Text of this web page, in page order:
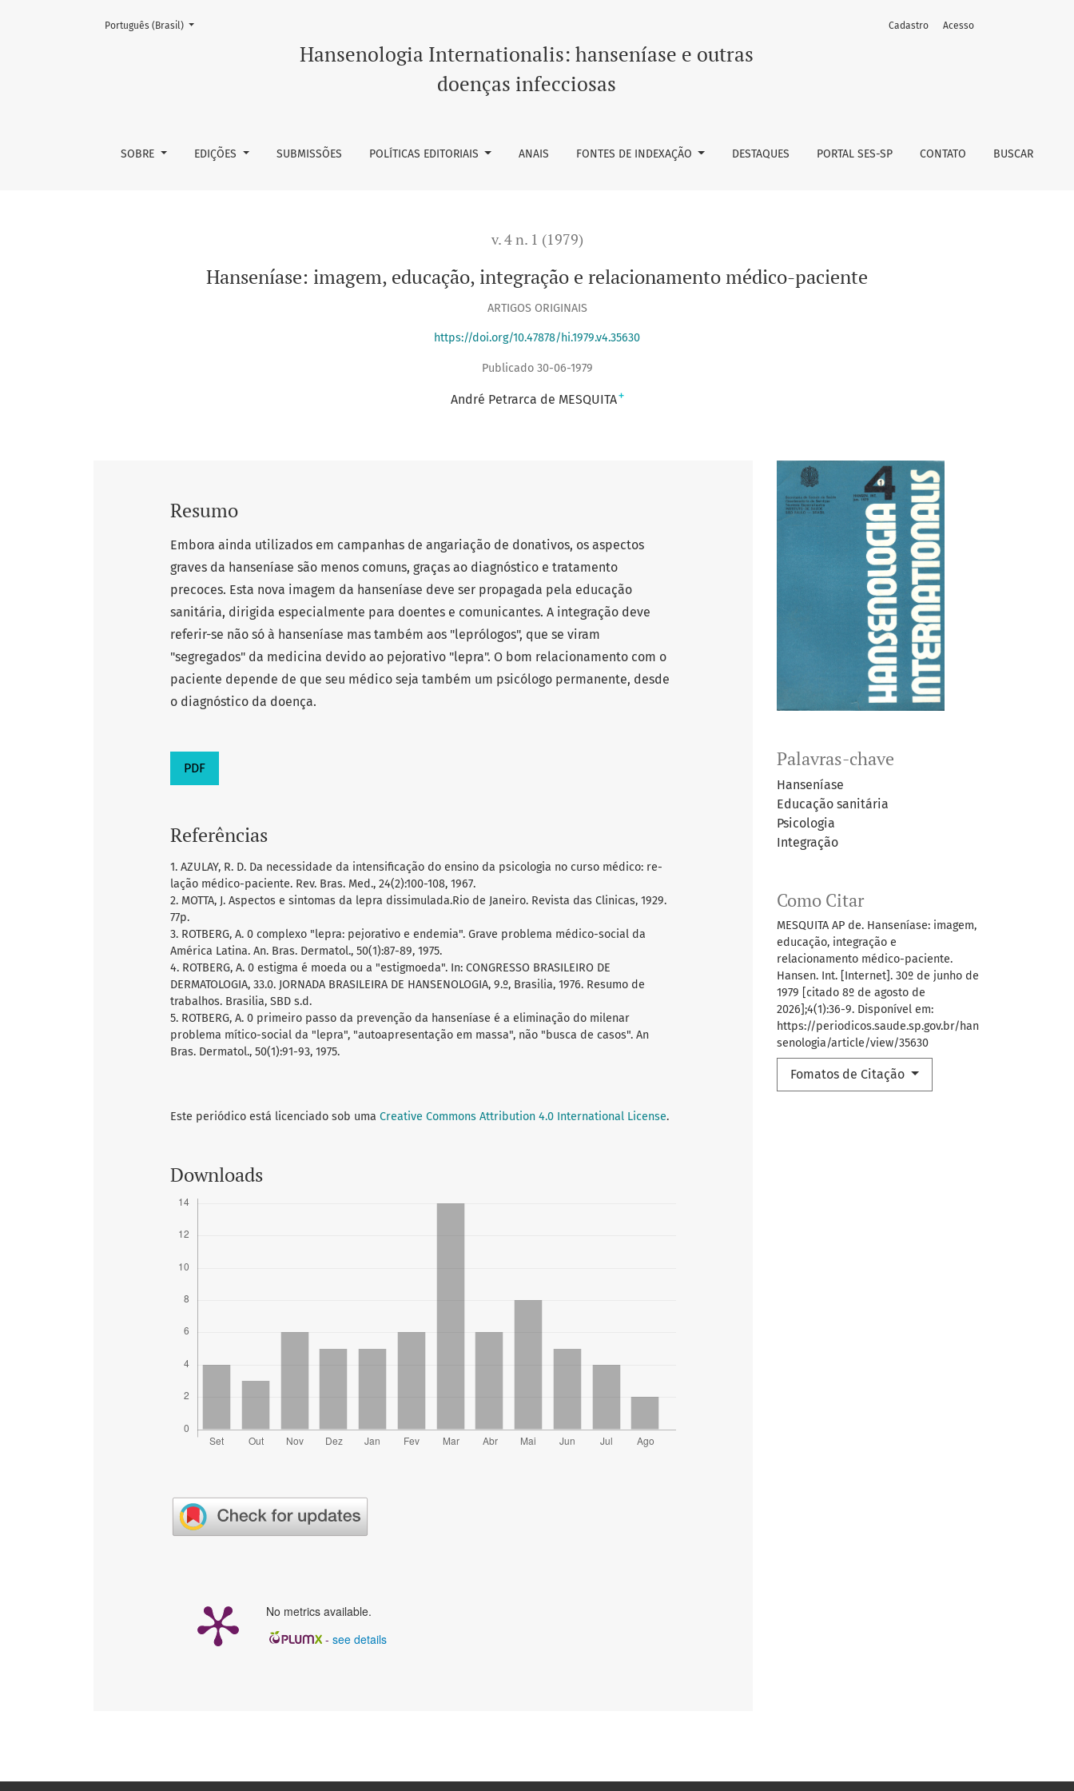
Hanseníase: imagem, educação, integração e relacionamento médico-paciente
Hansenologia Internationalis: hanseníase e outras
doenças infecciosas
SOBRE EDIÇÕES SUBMISSÕES POLÍTICAS EDITORIAIS ANAIS FONTES DE INDEXAÇÃO DESTAQUES PORTAL SES-SP CONTATO BUSCAR
Cadastro Acesso
Mudar o idioma. O atual é:
Português (Brasil)
v. 4 n. 1 (1979)
Hanseníase: imagem, educação, integração e relacionamento médico-paciente
ARTIGOS ORIGINAIS
https://doi.org/10.47878/hi.1979.v4.35630
Publicado 30-06-1979
André Petrarca de MESQUITA+
Palavras-chave
Hanseníase
Educação sanitária
Psicologia
Integração
Como Citar
MESQUITA AP de. Hanseníase: imagem,
educação, integração e
relacionamento médico-paciente.
Hansen. Int. [Internet]. 30º de junho de
1979 [citado 8º de agosto de
2026];4(1):36-9. Disponível em:
https://periodicos.saude.sp.gov.br/han
senologia/article/view/35630
Fomatos de Citação
Resumo
Embora ainda utilizados em campanhas de angariação de donativos, os aspectos
graves da hanseníase são menos comuns, graças ao diagnóstico e tratamento
precoces. Esta nova imagem da hanseníase deve ser propagada pela educação
sanitária, dirigida especialmente para doentes e comunicantes. A integração deve
referir-se não só à hanseníase mas também aos "leprólogos", que se viram
"segregados" da medicina devido ao pejorativo "lepra". O bom relacionamento com o
paciente depende de que seu médico seja também um psicólogo permanente, desde
o diagnóstico da doença.
PDF
Referências
1. AZULAY, R. D. Da necessidade da intensificação do ensino da psicologia no curso médico: re-
lação médico-paciente. Rev. Bras. Med., 24(2):100-108, 1967.
2. MOTTA, J. Aspectos e sintomas da lepra dissimulada.Rio de Janeiro. Revista das Clinicas, 1929.
77p.
3. ROTBERG, A. 0 complexo "lepra: pejorativo e endemia". Grave problema médico-social da
América Latina. An. Bras. Dermatol., 50(1):87-89, 1975.
4. ROTBERG, A. 0 estigma é moeda ou a "estigmoeda". In: CONGRESSO BRASILEIRO DE
DERMATOLOGIA, 33.0. JORNADA BRASILEIRA DE HANSENOLOGIA, 9.º, Brasilia, 1976. Resumo de
trabalhos. Brasilia, SBD s.d.
5. ROTBERG, A. 0 primeiro passo da prevenção da hanseníase é a eliminação do milenar
problema mítico-social da "lepra", "autoapresentação em massa", não "busca de casos". An
Bras. Dermatol., 50(1):91-93, 1975.
Este periódico está licenciado sob uma Creative Commons Attribution 4.0 International License.
Downloads
No metrics available.
- see details